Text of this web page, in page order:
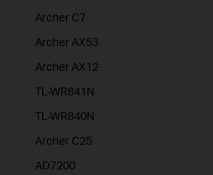
Archer C7
Archer AX53
Archer AX12
TL-WR841N
TL-WR840N
Archer C25
AD7200